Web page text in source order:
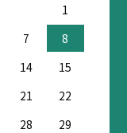
1
7
8
14
15
21
22
28
29